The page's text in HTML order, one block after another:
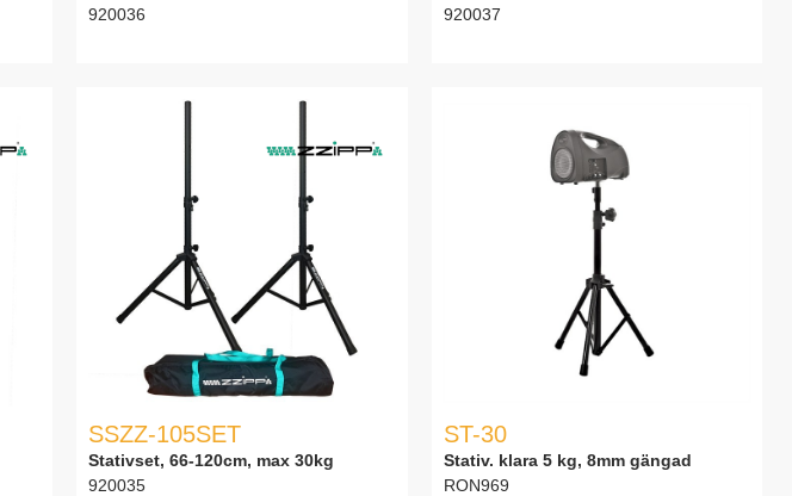
920036
920037
SSZZ-105SET
Stativset, 66-120cm, max 30kg
920035
ST-30
Stativ. klara 5 kg, 8mm gängad
RON969